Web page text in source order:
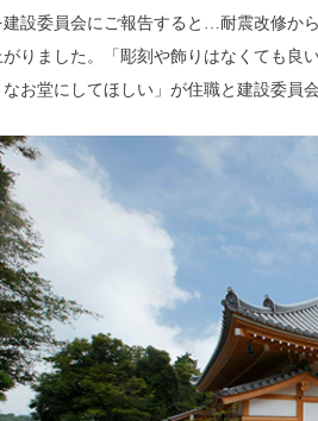
建設委員会にご報告すると…耐震改修か
がりました。「彫刻や飾りはなくても良
なお堂にしてほしい」が住職と建設委員